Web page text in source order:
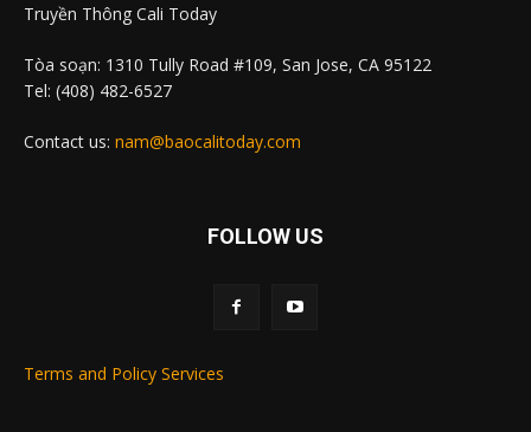
Truyền Thông Cali Today
Tòa soạn: 1310 Tully Road #109, San Jose, CA 95122
Tel: (408) 482-6527
Contact us: nam@baocalitoday.com
FOLLOW US
Terms and Policy Services